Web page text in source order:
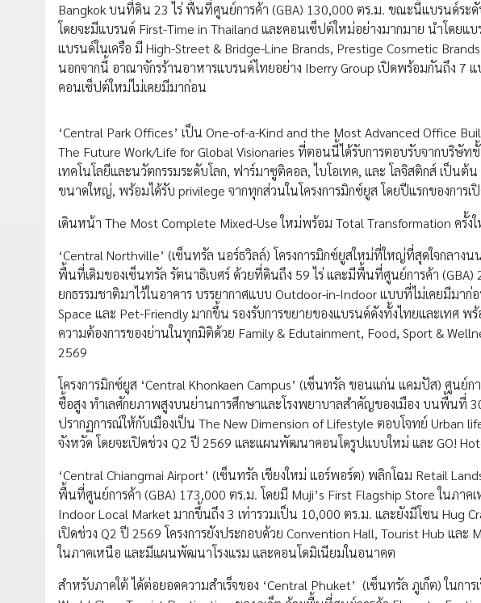
Bangkok บนที่ดิน 23 ไร่ พื้นที่ศูนย์การค้า (GBA) 130,000 ตร.ม. ขณะนี้แบรนด์ระ
โดยจะมีแบรนด์ First-Time in Thailand และคอนเซ็ปต์ใหม่อย่างมากมาย นำโดย
แบรนด์ในเครือ มี High-Street & Bridge-Line Brands, Prestige Cosmetic
นอกจากนี้ อาณาจักรร้านอาหารแบรนด์ไทยอย่าง Iberry Group เปิดพร้อมกันถึง 7
คอนเซ็ปต์ใหม่ไม่เคยมีมาก่อน
‘Central Park Offices’ เป็น One-of-a-Kind and the Most Advanced Office
The Future Work/Life for Global Visionaries ที่ตอนนี้ได้รับการตอบรับจากบริษั
เทคโนโลยีและนวัตกรรมระดับโลก, ฟาร์มาซูติคอล, ไบโอเทค, และ โลจิสติกส์ เป็น
ขนาดใหญ่, พร้อมได้รับ privilege จากทุกส่วนในโครงการมิกซ์ยูส โดยปีแรกของการเ
เดินหน้า The Most Complete Mixed-Use ใหม่พร้อม Total Transformation ครั้
‘Central Northville’ (เซ็นทรัล นอร์ธวิลล์) โครงการมิกซ์ยูสใหม่ที่ใหญ่ที่สุดใจกลา
พื้นที่เดิมของเซ็นทรัล รัตนาธิเบศร์ ด้วยที่ดินถึง 59 ไร่ และมีพื้นที่ศูนย์การค้า
ยกธรรมชาติมาไว้ในอาคาร บรรยากาศแบบ Outdoor-in-Indoor แบบที่ไม่เคยมีมา
Space และ Pet-Friendly มากขึ้น รองรับการขยายของแบรนด์ดังทั้งไทยและเทศ พ
ความต้องการของย่านในทุกมิติด้วย Family & Edutainment, Food, Sport &
2569
โครงการมิกซ์ยูส ‘Central Khonkaen Campus’ (เซ็นทรัล ขอนแก่น แคมปัส) ศูน
ซื้อสูง ทำเลศักยภาพสูงบนย่านการศึกษาและโรงพยาบาลสำคัญของเมือง บนพื้นที่
ปรากฏการณ์ให้กับเมืองเป็น The New Dimension of Lifestyle ตอบโจทย์ Urban
จังหวัด โดยจะเปิดช่วง Q2 ปี 2569 และแผนพัฒนาคอนโดรูปแบบใหม่ และ GO!
‘Central Chiangmai Airport’ (เซ็นทรัล เชียงใหม่ แอร์พอร์ต) พลิกโฉม Retail
พื้นที่ศูนย์การค้า (GBA) 173,000 ตร.ม. โดยมี Muji’s First Flagship Store ในภา
Indoor Local Market มากขึ้นถึง 3 เท่ารวมเป็น 10,000 ตร.ม. และยังมีโซน Hug
เปิดช่วง Q2 ปี 2569 โครงการยังประกอบด้วย Convention Hall, Tourist Hub และ
ในภาคเหนือ และมีแผนพัฒนาโรงแรม และคอนโดมิเนียมในอนาคต
สำหรับภาคใต้ ได้ต่อยอดความสำเร็จของ ‘Central Phuket’ (เซ็นทรัล ภูเก็ต) ในก